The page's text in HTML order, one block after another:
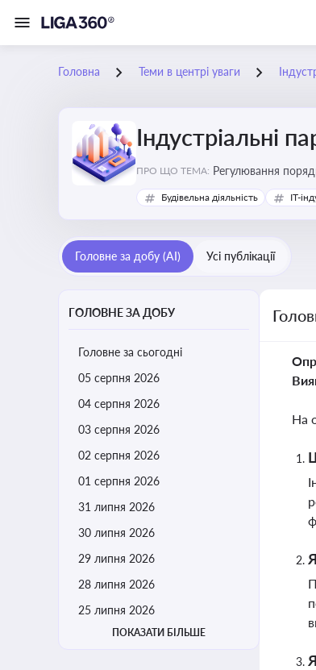
Головна Теми в центрі уваги
Індустріальні
ПРО ЩО ТЕМА: Регулювання
Будівельна діяльність IT-
Головне за добу (AI) Усі публікації
ГОЛОВНЕ ЗА ДОБУ
Головне за сьогодні
05 серпня 2026
04 серпня 2026
03 серпня 2026
02 серпня 2026
01 серпня 2026
31 липня 2026
30 липня 2026
29 липня 2026
28 липня 2026
25 липня 2026
ПОКАЗАТИ БІЛЬШЕ
На